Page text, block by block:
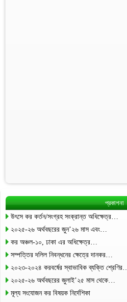
প্রকাশনা
উৎসে কর কর্তন/সংগ্রহ সংক্রান্ত অধিক্ষেত্র…
২০২৫-২৬ অর্থবছরের জুন’২৬ মাস এবং…
কর অঞ্চল-১০, ঢাকা এর অধিক্ষেত্র…
সম্পত্তির দলিল নিবন্ধনের ক্ষেত্রে দানকর…
২০২৩-২০২৪ করবর্ষের স্বাভাবিক ব্যক্তি শ্রেণির…
২০২৫-২৬ অর্থবছরের জুলাই’২৫ মাস থেকে…
মূল্য সংযোজন কর বিষয়ক নির্দেশিকা